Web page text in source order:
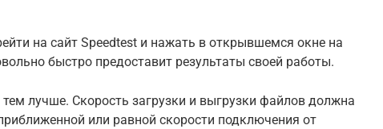
на сайт Speedtest и нажать в открывшемся окне на
быстро предоставит результаты своей работы.
лучше. Скорость загрузки и выгрузки файлов должна
или равной скорости подключения от